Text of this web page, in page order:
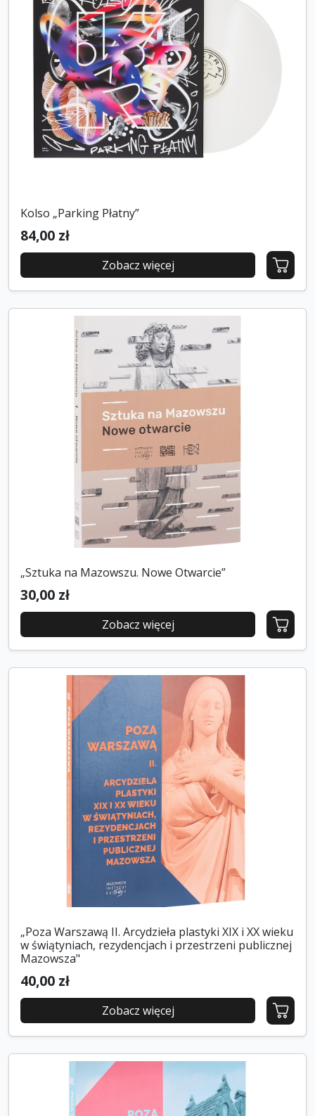
Kolso „Parking Płatny”
84,00 zł
Zobacz więcej
„Sztuka na Mazowszu. Nowe Otwarcie”
30,00 zł
Zobacz więcej
„Poza Warszawą II. Arcydzieła plastyki XIX i XX wieku
w świątyniach, rezydencjach i przestrzeni publicznej
Mazowsza"
40,00 zł
Zobacz więcej